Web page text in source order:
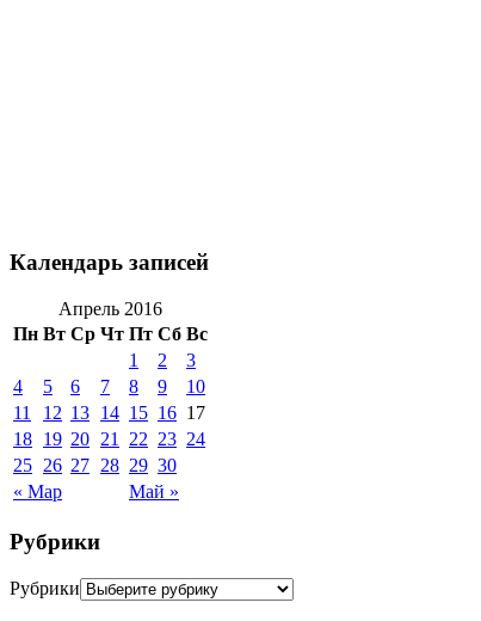
Календарь записей
Апрель 2016
Пн Вт Ср Чт Пт Сб Вс
« Мар Май »
1 2
3
4
5 6 7 8 9
10
11
12 13 14 15 16 17
18 19 20 21 22 23 24
25 26 27 28 29 30
Рубрики
Рубрики